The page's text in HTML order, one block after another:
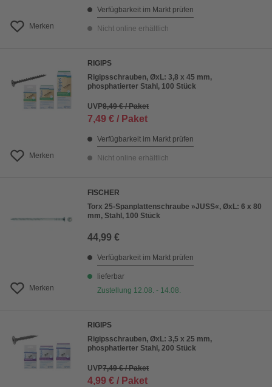
Merken
Verfügbarkeit im Markt prüfen
Nicht online erhältlich
Merken
RIGIPS
Rigipsschrauben, ØxL: 3,8 x 45 mm,
phosphatierter Stahl, 100 Stück
UVP8,49 € / Paket
7,49 € / Paket
Verfügbarkeit im Markt prüfen
Nicht online erhältlich
Merken
FISCHER
Torx 25-Spanplattenschraube »JUSS«, ØxL: 6 x 80
mm, Stahl, 100 Stück
44,99 €
Verfügbarkeit im Markt prüfen
lieferbar
Zustellung 12.08. - 14.08.
RIGIPS
Rigipsschrauben, ØxL: 3,5 x 25 mm,
phosphatierter Stahl, 200 Stück
UVP7,49 € / Paket
4,99 € / Paket